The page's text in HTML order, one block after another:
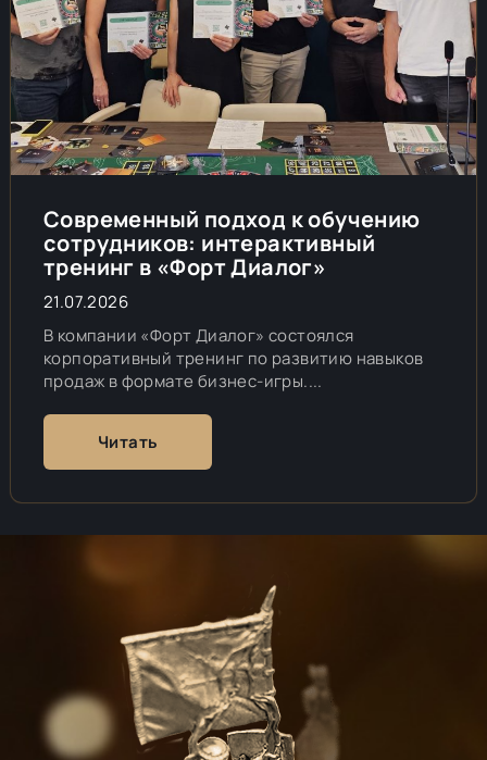
Современный подход к обучению
сотрудников: интерактивный
тренинг в «Форт Диалог»
21.07.2026
В компании «Форт Диалог» состоялся
корпоративный тренинг по развитию навыков
продаж в формате бизнес-игры....
Читать